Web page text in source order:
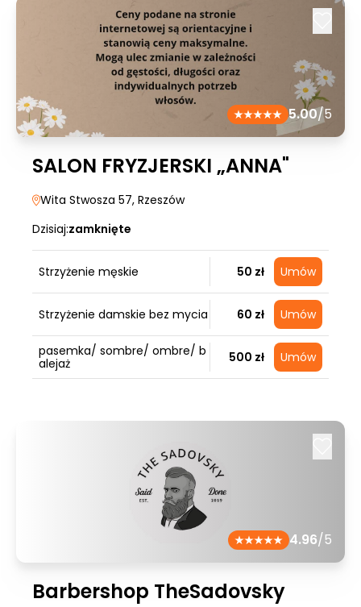
5.00/5
SALON FRYZJERSKI „ANNA"
Wita Stwosza 57, Rzeszów
Dzisiaj:zamknięte
Strzyżenie męskie 50 zł Umów
Strzyżenie damskie bez mycia 60 zł Umów
pasemka/ sombre/ ombre/ b
alejaż
500 zł Umów
4.96/5
Barbershop TheSadovsky